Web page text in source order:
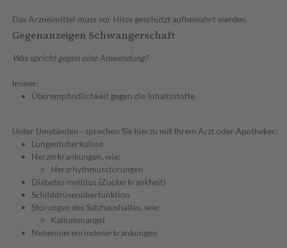
Das Arzneimittel muss vor Hitze geschützt aufbewahrt werden.
Gegenanzeigen Schwangerschaft
Was spricht gegen eine Anwendung?
Immer:
Überempfindlichkeit gegen die Inhaltsstoffe
Unter Umständen - sprechen Sie hierzu mit Ihrem Arzt oder Apotheker:
Lungentuberkulose
Herzerkrankungen, wie:
Herzrhythmusstörungen
Diabetes mellitus (Zuckerkrankheit)
Schilddrüsenüberfunktion
Störungen des Salzhaushaltes, wie:
Kaliummangel
Nebennierenrindenerkrankungen